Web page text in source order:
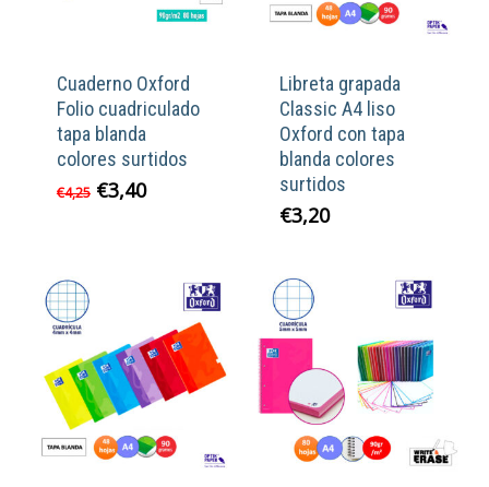
Cuaderno Oxford
Folio cuadriculado
tapa blanda
colores surtidos
€4,25 El
€3,40El
€3,40.
Libreta grapada
Classic A4 liso
Oxford con tapa
blanda colores
surtidos
€3,20